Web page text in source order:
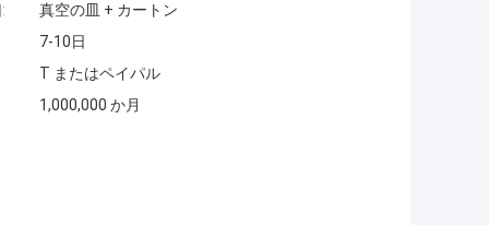
真空の皿 + カートン
7-10日
T またはペイパル
1,000,000 か月